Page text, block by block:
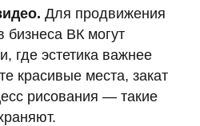
Для продвижения
бизнеса ВК могут
где эстетика важнее
красивые места, закат
рисования — такие